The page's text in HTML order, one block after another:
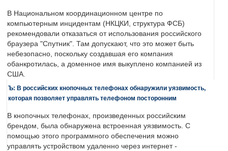
В Национальном координационном центре по
компьютерным инцидентам (НКЦКИ, структура ФСБ)
рекомендовали отказаться от использования российского
браузера "Спутник". Там допускают, что это может быть
небезопасно, поскольку создавшая его компания
обанкротилась, а доменное имя выкуплено компанией из
США.
Ъ: В российских кнопочных телефонах обнаружили уязвимость,
которая позволяет управлять телефоном посторонним
В кнопочных телефонах, произведенных российским
брендом, была обнаружена встроенная уязвимость. С
помощью этого программного обеспечения можно
управлять устройством удаленно через интернет -